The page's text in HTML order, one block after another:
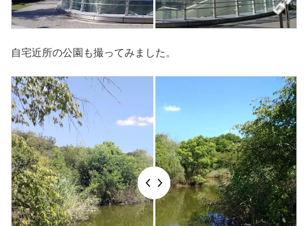
自宅近所の公園も撮ってみました。